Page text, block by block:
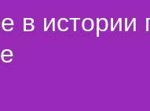
в истории